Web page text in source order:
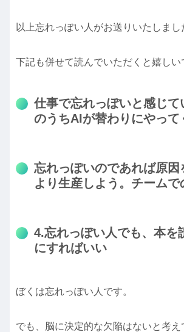
以上忘れっぽい人がお送りいたしまし
下記も併せて読んでいただくと嬉しい
仕事で忘れっぽいと感じて
のうちAIが替わりにやって
忘れっぽいのであれば原因
より生産しよう。チームで
4.忘れっぽい人でも、本を
にすればいい
ぼくは忘れっぽい人です。
でも、脳に決定的な欠陥はないと考え